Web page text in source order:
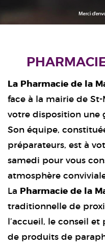
La Pharmacie de la
face à la mairie de St-
votre disposition une
Son équipe,
préparateurs, est à
samedi pour vous
atmosphère
La
Pharmacie de la
traditionnelle de
l’accueil, le conseil
de produits de